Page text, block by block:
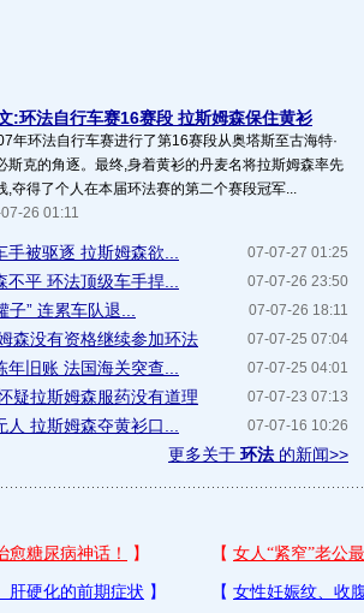
:环法自行车赛16赛段 拉斯姆森保住黄衫
年环法自行车赛进行了第16赛段从奥塔斯至古海特·
斯克的角逐。最终,身着黄衫的丹麦名将拉斯姆森率先
,夺得了个人在本届环法赛的第二个赛段冠军...
26 01:11
07-07-27 01:25
被驱逐 拉斯姆森欲...
07-07-26 23:50
平 环法顶级车手捍...
07-07-26 18:11
子” 连累车队退...
07-07-25 07:04
森没有资格继续参加环法
07-07-25 04:01
旧账 法国海关突查...
07-07-23 07:13
疑拉斯姆森服药没有道理
07-07-16 10:26
拉斯姆森夺黄衫口...
更多关于 环法的新闻>>